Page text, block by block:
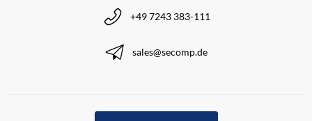
+49 7243 383-111
sales@secomp.de